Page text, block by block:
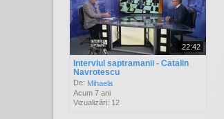
22:42
Interviul saptramanii - Catalin
Navrotescu
De: Mihaela
Acum 7 ani
Vizualizări: 12